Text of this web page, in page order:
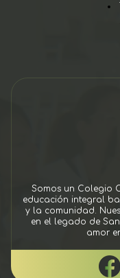
Somos un Colegio
educación integral
y la comunidad.
en el legado de
amor